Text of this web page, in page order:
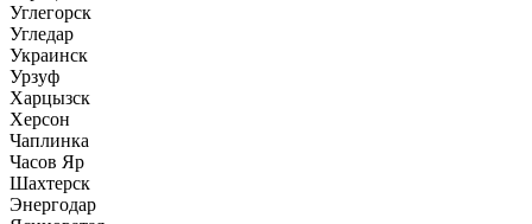
Углегорск
Угледар
Украинск
Урзуф
Харцызск
Херсон
Чаплинка
Часов Яр
Шахтерск
Энергодар